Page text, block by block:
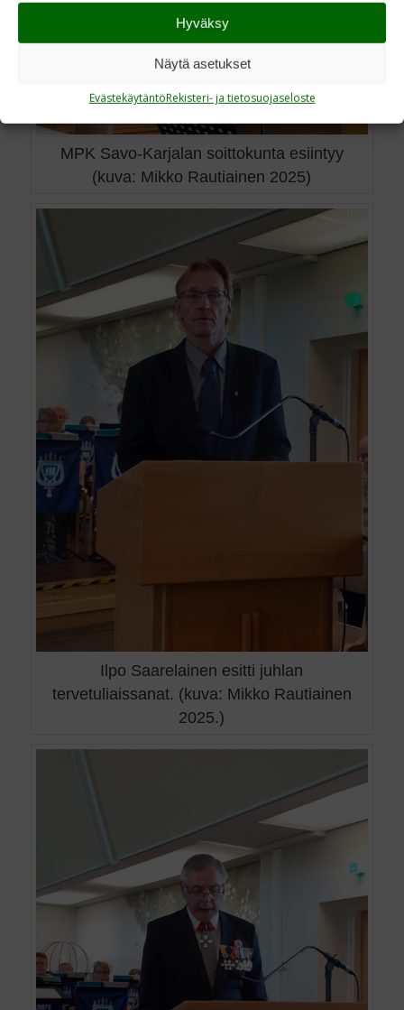
Hyväksy
Näytä asetukset
EvästekäytäntöRekisteri- ja tietosuojaseloste
MPK Savo-Karjalan soittokunta esiintyy
(kuva: Mikko Rautiainen 2025)
Ilpo Saarelainen esitti juhlan
tervetuliaissanat. (kuva: Mikko Rautiainen
2025.)